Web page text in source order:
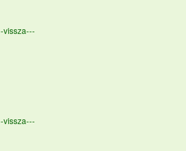
vissza---
vissza---